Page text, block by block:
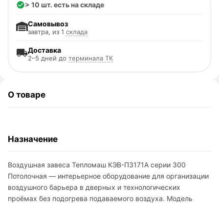
> 10 шт. есть на складе
Доставка
2–5 дней до терминала ТК
Самовывоз
завтра, из 1 склада
О товаре
Назначение
Воздушная завеса Тепломаш КЭВ-П3171A серии 300
Потолочная — интерьерное оборудование для организации
воздушного барьера в дверных и технологических
проёмах без подогрева подаваемого воздуха. Модель